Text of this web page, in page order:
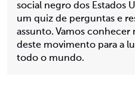
social negro dos Estados
um quiz de perguntas e
assunto. Vamos conhecer
deste movimento para a
todo o mundo.